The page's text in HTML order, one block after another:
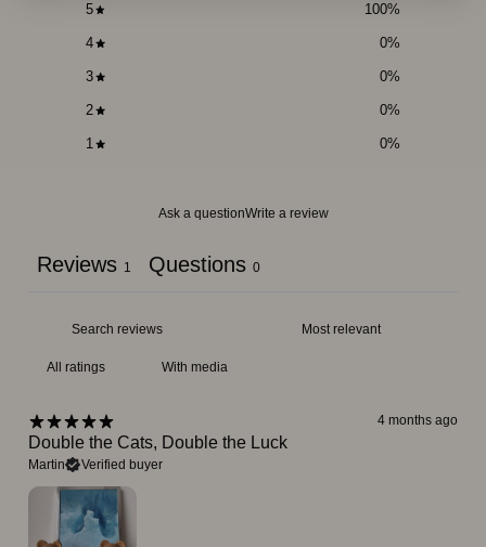
5 100%
4 0%
3 0%
2 0%
1 0%
Ask a questionWrite a review
Reviews 1 Questions 0
With media
4 months ago
Double the Cats, Double the Luck
Martin Verified buyer